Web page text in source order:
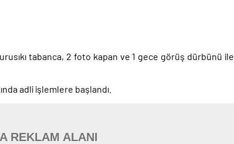
tabanca, 2 foto kapan ve 1 gece görüş dürbünü ile
adli işlemlere başlandı.
REKLAM ALANI